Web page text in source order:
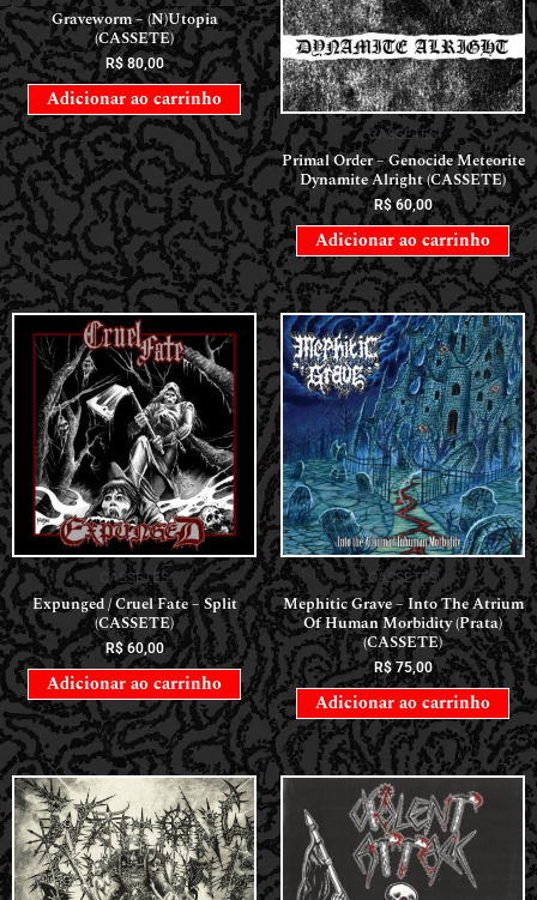
Graveworm – (N)Utopia
(CASSETE)
R$80,00
Adicionar ao carrinho
CASSETES
Primal Order – Genocide Meteorite
Dynamite Alright (CASSETE)
R$60,00
Adicionar ao carrinho
CASSETES
Expunged / Cruel Fate – Split
(CASSETE)
R$60,00
Adicionar ao carrinho
CASSETES
Mephitic Grave – Into The Atrium
Of Human Morbidity (Prata)
(CASSETE)
R$75,00
Adicionar ao carrinho